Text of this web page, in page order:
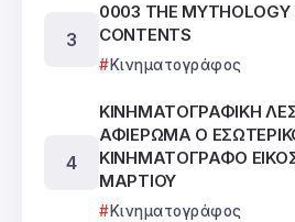
0003 THE MYTHOLOGY
CONTENTS
Κινηματογράφος
ΚΙΝΗΜΑΤΟΓΡΑΦΙΚΗ
ΑΦΙΕΡΩΜΑ Ο
ΚΙΝΗΜΑΤΟΓΡΑΦΟ
ΜΑΡΤΙΟΥ
Κινηματογράφος